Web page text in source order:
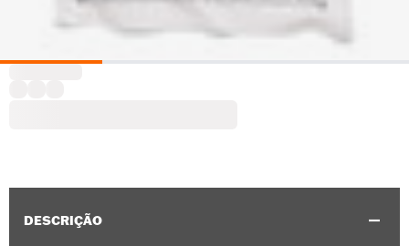
DESCRIÇÃO